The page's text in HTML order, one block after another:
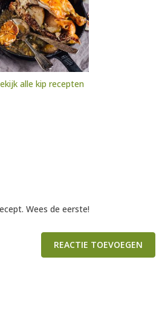
alle kip recepten
Wees de eerste!
REACTIE TOEVOEGEN